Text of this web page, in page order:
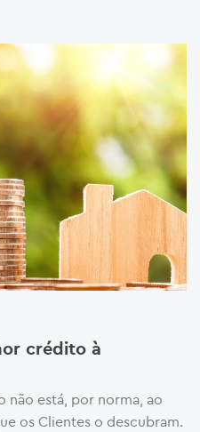
crédito à
não está, por norma, ao
os Clientes o descubram.